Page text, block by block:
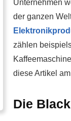
Unternehmen
der ganzen
zählen
diese Artikel am
Die